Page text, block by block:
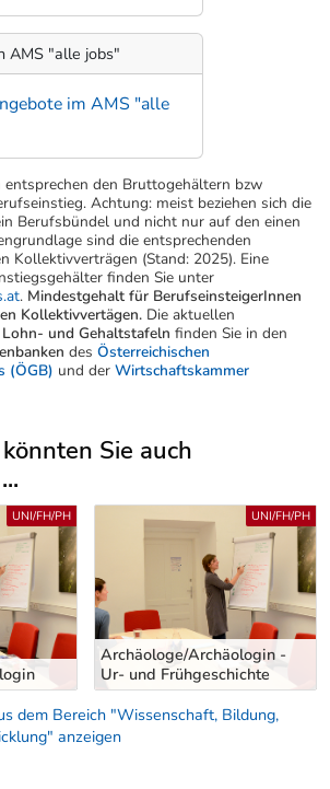
AMS "alle jobs"
im AMS "alle
entsprechen den Bruttogehältern bzw
Achtung: meist beziehen sich die
Berufsbündel und nicht nur auf den einen
sind die entsprechenden
Kollektivverträgen (Stand: 2025). Eine
finden Sie unter
. Mindestgehalt für BerufseinsteigerInnen
Kollektivvertägen. Die aktuellen
Lohn- und Gehaltstafeln finden Sie in den
des Österreichischen
(ÖGB) und der Wirtschaftskammer
Sie auch
UNI/FH/PH
Archäologe/Archäologin -
Ur- und Frühgeschichte
UNI/FH/PH
dem Bereich "Wissenschaft, Bildung,
anzeigen